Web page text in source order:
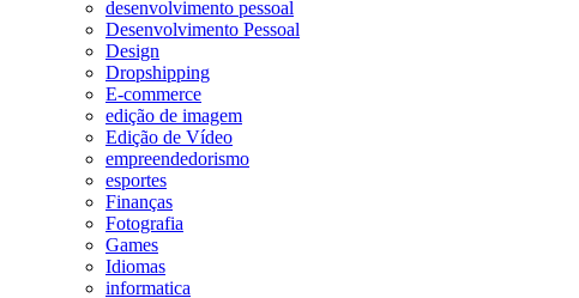
desenvolvimento pessoal
Desenvolvimento Pessoal
Design
Dropshipping
E-commerce
edição de imagem
Edição de Vídeo
empreendedorismo
esportes
Finanças
Fotografia
Games
Idiomas
informatica